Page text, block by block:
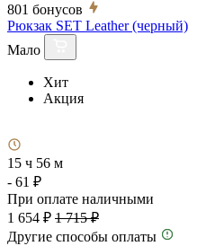
801 бонусов
Рюкзак SET Leather (черный)
Мало
Хит
Акция
15 ч 56 м
- 61 ₽
При оплате наличными
1 654 ₽ 1 715 ₽
Другие способы оплаты